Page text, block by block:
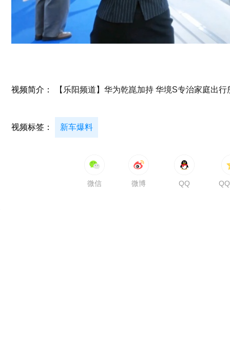
视频简介： 【乐阳频道】华为乾崑加持 华境S专治家庭出行
视频标签： 新车爆料
微信 微博 QQ